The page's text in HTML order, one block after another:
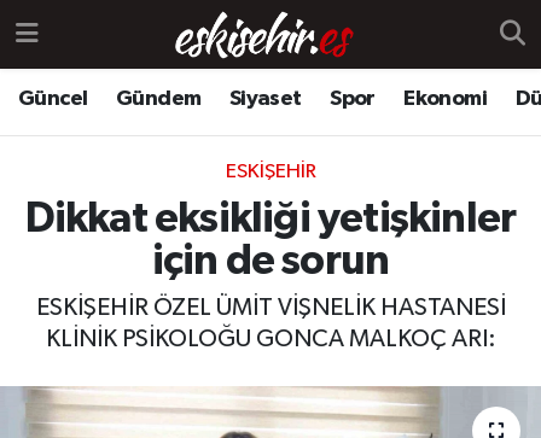
Güncel Gündem Siyaset Spor Ekonomi
ESKIŞEHIR
Dikkat eksikliği yetişkinler
için de sorun
ESKİŞEHİR ÖZEL ÜMİT VİŞNELİK HASTANESİ
KLİNİK PSİKOLOĞU GONCA MALKOÇ ARI: